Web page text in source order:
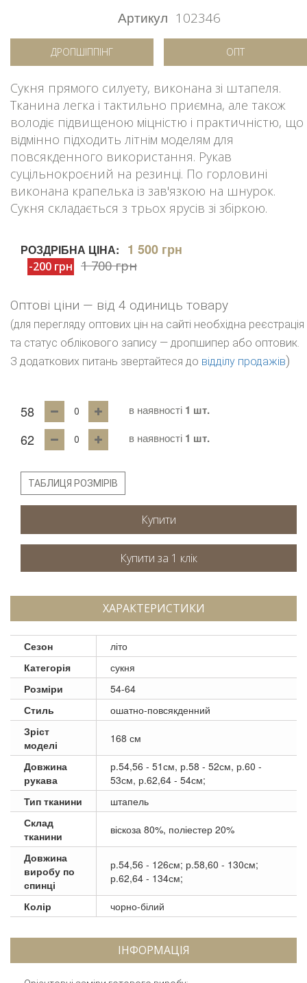
Артикул 102346
ДРОПШІППІНГ ОПТ
Сукня прямого силуету, виконана зі штапеля.
Тканина легка і тактильно приємна, але також
володіє підвищеною міцністю і практичністю, що
відмінно підходить літнім моделям для
повсякденного використання. Рукав
суцільнокроєний на резинці. По горловині
виконана крапелька із зав'язкою на шнурок.
Сукня складається з трьох ярусів зі збіркою.
РОЗДРІБНА ЦІНА: 1 500 грн
-200 грн 1 700 грн
Оптові ціни — від 4 одиниць товару
(для перегляду оптових цін на сайті необхідна реєстрація
та статус облікового запису — дропшипер або оптовик.
З додаткових питань звертайтеся до відділу продажів)
58 в наявності 1 шт.
62 в наявності 1 шт.
ТАБЛИЦЯ РОЗМІРІВ
Купити
ХАРАКТЕРИСТИКИ
Сезон
літо
Категорія
сукня
Розміри
54-64
Стиль
ошатно-повсякденний
Зріст
моделі
168 см
Довжина
рукава
р.54,56 - 51см, р.58 - 52см, р.60 -
53см, р.62,64 - 54см;
Тип тканини
штапель
Склад
тканини
віскоза 80%, поліестер 20%
Довжина
виробу по
спинці
р.54,56 - 126см; р.58,60 - 130см;
р.62,64 - 134см;
Колір чорно-білий
ІНФОРМАЦІЯ